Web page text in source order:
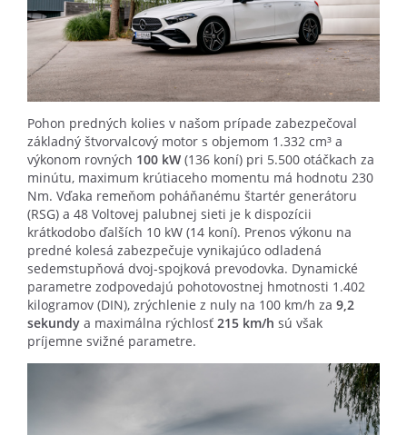
Pohon predných kolies v našom prípade zabezpečoval
základný štvorvalcový motor s objemom 1.332 cm³ a
výkonom rovných 100 kW (136 koní) pri 5.500 otáčkach za
minútu, maximum krútiaceho momentu má hodnotu 230
Nm. Vďaka remeňom poháňanému štartér generátoru
(RSG) a 48 Voltovej palubnej sieti je k dispozícii
krátkodobo ďalších 10 kW (14 koní). Prenos výkonu na
predné kolesá zabezpečuje vynikajúco odladená
sedemstupňová dvoj-spojková prevodovka. Dynamické
parametre zodpovedajú pohotovostnej hmotnosti 1.402
kilogramov (DIN), zrýchlenie z nuly na 100 km/h za 9,2
sekundy a maximálna rýchlosť 215 km/h sú však
príjemne svižné parametre.